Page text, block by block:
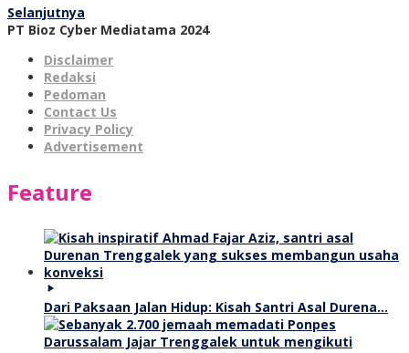
Selanjutnya
PT Bioz Cyber Mediatama 2024
Disclaimer
Redaksi
Pedoman
Contact Us
Privacy Policy
Advertisement
Feature
Dari Paksaan Jalan Hidup: Kisah Santri Asal Durena…